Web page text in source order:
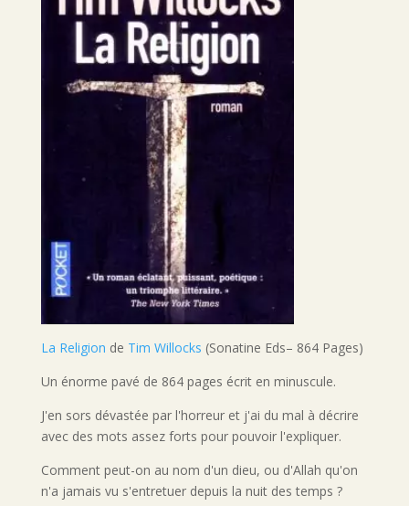
La Religion de Tim Willocks (Sonatine Eds– 864 Pages)
Un énorme pavé de 864 pages écrit en minuscule.
J'en sors dévastée par l'horreur et j'ai du mal à décrire
avec des mots assez forts pour pouvoir l'expliquer.
Comment peut-on au nom d'un dieu, ou d'Allah qu'on
n'a jamais vu s'entretuer depuis la nuit des temps ?